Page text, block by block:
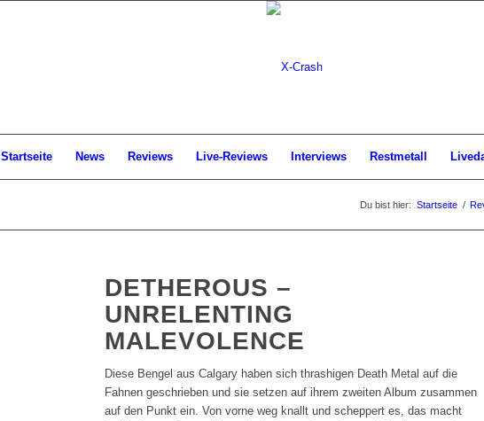
Startseite News Reviews Live-Reviews Interviews Restmetall
Du bist hier: Startseite /
DETHEROUS –
UNRELENTING
MALEVOLENCE
Diese Bengel aus Calgary haben sich thrashigen Death Metal auf die
Fahnen geschrieben und sie setzen auf ihrem zweiten Album zusammen
auf den Punkt ein. Von vorne weg knallt und scheppert es, das macht